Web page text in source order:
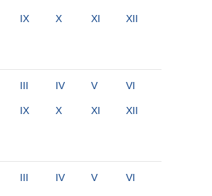
IX X XI XII
III IV V VI
IX X XI XII
III IV V VI